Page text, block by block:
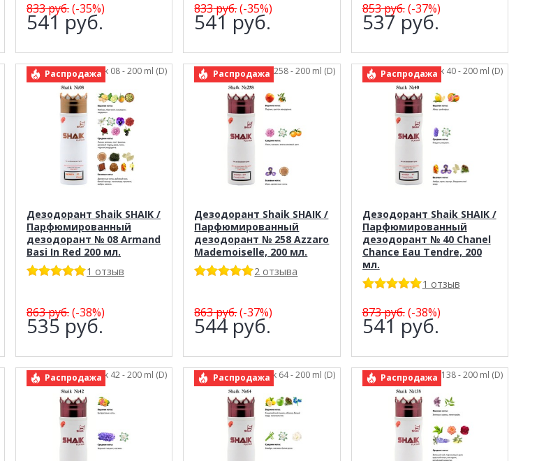
833руб.(-35%)
541 руб. 833руб.(-35%)
541 руб. 853руб.(-37%)
537 руб.
Распродажа
арт.: Shaik 08 - 200 ml (D)
Дезодорант Shaik SHAIK /
Парфюмированный
дезодорант № 08 Armand
Basi In Red 200 мл.
1 отзыв
863руб.(-38%)
535 руб.
Распродажа
арт.: Shaik 258 - 200 ml (D)
Дезодорант Shaik SHAIK /
Парфюмированный
дезодорант № 258 Azzaro
Mademoiselle, 200 мл.
2 отзыва
863руб.(-37%)
544 руб.
Распродажа
арт.: Shaik 40 - 200 ml (D)
Дезодорант Shaik SHAIK /
Парфюмированный
дезодорант № 40 Chanel
Chance Еаu Tendre, 200
мл.
1 отзыв
873руб.(-38%)
541 руб.
Распродажа
арт.: Shaik 42 - 200 ml (D) Распродажа
арт.: Shaik 64 - 200 ml (D) Распродажа
арт.: Shaik 138 - 200 ml (D)